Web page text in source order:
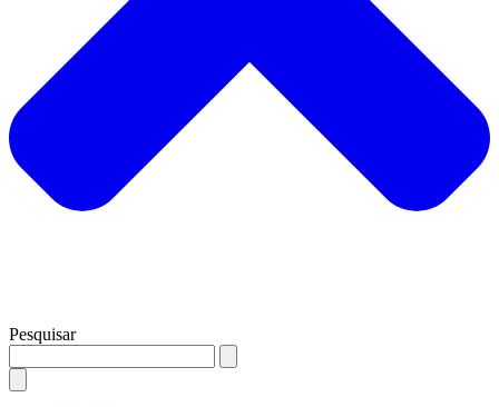
Pesquisar